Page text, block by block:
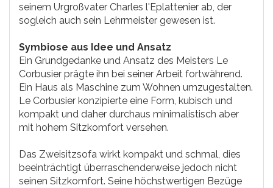
seinem Urgroßvater Charles l'Eplattenier ab, der
sogleich auch sein Lehrmeister gewesen ist.
Symbiose aus Idee und Ansatz
Ein Grundgedanke und Ansatz des Meisters Le
Corbusier prägte ihn bei seiner Arbeit fortwährend.
Ein Haus als Maschine zum Wohnen umzugestalten.
Le Corbusier konzipierte eine Form, kubisch und
kompakt und daher durchaus minimalistisch aber
mit hohem Sitzkomfort versehen.
Das Zweisitzsofa wirkt kompakt und schmal, dies
beeinträchtigt überraschenderweise jedoch nicht
seinen Sitzkomfort. Seine höchstwertigen Bezüge